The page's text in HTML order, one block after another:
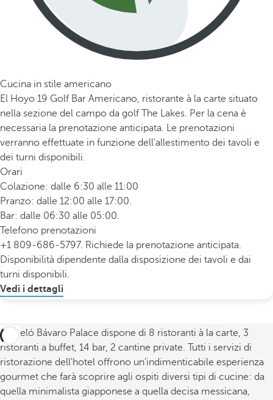
Cucina in stile americano
El Hoyo 19 Golf Bar Americano, ristorante à la carte situato
nella sezione del campo da golf The Lakes. Per la cena è
necessaria la prenotazione anticipata. Le prenotazioni
verranno effettuate in funzione dell'allestimento dei tavoli e
dei turni disponibili.
Orari
Colazione: dalle 6:30 alle 11:00
Pranzo: dalle 12:00 alle 17:00.
Bar: dalle 06:30 alle 05:00.
Telefono prenotazioni
+1 809-686-5797. Richiede la prenotazione anticipata.
Disponibilità dipendente dalla disposizione dei tavoli e dai
turni disponibili.
Vedi i dettagli
Barceló Bávaro Palace dispone di 8 ristoranti à la carte, 3
ristoranti a buffet, 14 bar, 2 cantine private. Tutti i servizi di
ristorazione dell'hotel offrono un'indimenticabile esperienza
gourmet che farà scoprire agli ospiti diversi tipi di cucine: da
quella minimalista giapponese a quella decisa messicana,